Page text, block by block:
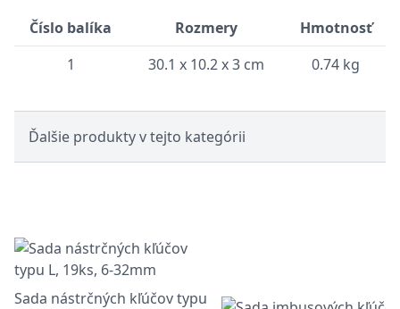
Číslo balíka Rozmery
Hmotnosť
1
30.1 x 10.2 x 3 cm 0.74 kg
Ďalšie produkty v tejto kategórii
Sada nástrčných kľúčov typu